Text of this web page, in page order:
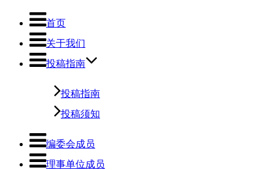
首页
关于我们
投稿指南
投稿指南
投稿须知
编委会成员
理事单位成员